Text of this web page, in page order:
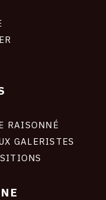
RAISONNÉ
GALERISTES